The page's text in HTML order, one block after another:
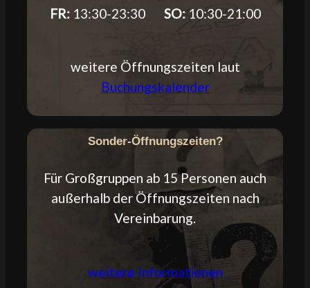
FR:13:30-23:30 SO: 10:30-21:00
weitere Öffnungszeiten laut
Buchungskalender
Sonder-Öffnungszeiten?
Für Großgruppen ab 15 Personen auch
außerhalb der Öffnungszeiten nach
Vereinbarung.
weitere Informationen